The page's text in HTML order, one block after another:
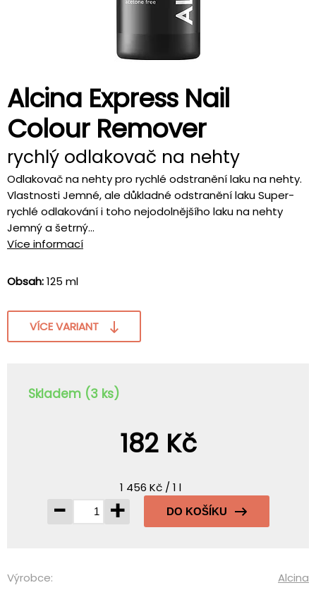
Alcina Express Nail
Colour Remover
rychlý odlakovač na nehty
Odlakovač na nehty pro rychlé odstranění laku na nehty.
Vlastnosti Jemné, ale důkladné odstranění laku Super-
rychlé odlakování i toho nejodolnějšího laku na nehty
Jemný a šetrný...
Více informací
Obsah:125 ml
VÍCE VARIANT
Skladem (3 ks)
182 Kč
1 456 Kč / 1 l
- + DO KOŠÍKU
Výrobce: Alcina